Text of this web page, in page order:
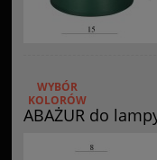
ABAŻUR do
WYBÓR
KOLORÓW